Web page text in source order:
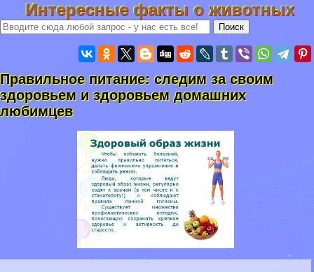
Интересные факты о животных
Правильное питание: следим за своим
здоровьем и здоровьем домашних
любимцев